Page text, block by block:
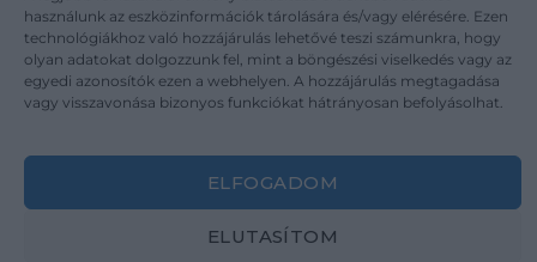
használunk az eszközinformációk tárolására és/vagy elérésére. Ezen
technológiákhoz való hozzájárulás lehetővé teszi számunkra, hogy
olyan adatokat dolgozzunk fel, mint a böngészési viselkedés vagy az
egyedi azonosítók ezen a webhelyen. A hozzájárulás megtagadása
vagy visszavonása bizonyos funkciókat hátrányosan befolyásolhat.
ELFOGADOM
ELUTASÍTOM
Karrier
Kapcsolat
Adatvédelem
Impresszum